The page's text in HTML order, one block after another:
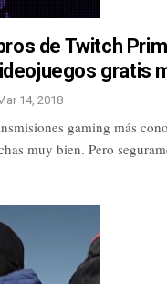
de Twitch
gratis
14, 2018
gaming más
muy bien. Pero